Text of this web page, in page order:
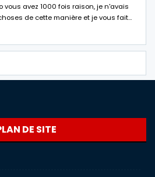
vous avez 1000 fois raison, je n'avais
de cette manière et je vous fait…
DE SITE